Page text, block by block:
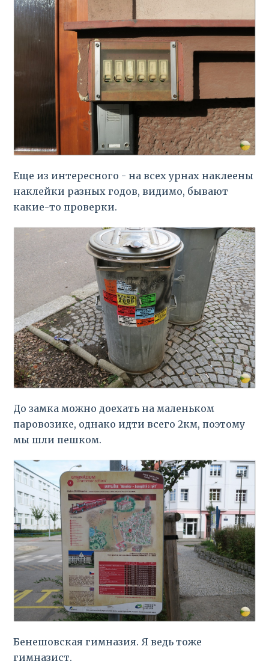
Еще из интересного - на всех урнах наклеены
наклейки разных годов, видимо, бывают
какие-то проверки.
До замка можно доехать на маленьком
паровозике, однако идти всего 2км, поэтому
мы шли пешком.
Бенешовская гимназия. Я ведь тоже
гимназист.